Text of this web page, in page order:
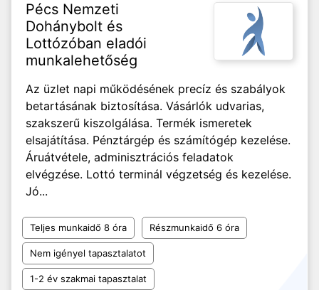
Pécs Nemzeti
Dohánybolt és
Lottózóban eladói
munkalehetőség
Az üzlet napi működésének precíz és szabályok
betartásának biztosítása. Vásárlók udvarias,
szakszerű kiszolgálása. Termék ismeretek
elsajátítása. Pénztárgép és számítógép kezelése.
Áruátvétele, adminisztrációs feladatok
elvégzése. Lottó terminál végzetség és kezelése.
Jó...
Teljes munkaidő 8 óra Részmunkaidő 6 óra
Nem igényel tapasztalatot
1-2 év szakmai tapasztalat